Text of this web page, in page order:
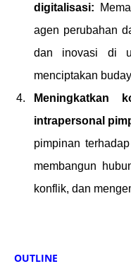
digitalisasi:
agen perubahan
dan inovasi di
menciptakan
Meningkatkan
intrapersonal
pimpinan
membangun
konflik, dan
OUTLINE